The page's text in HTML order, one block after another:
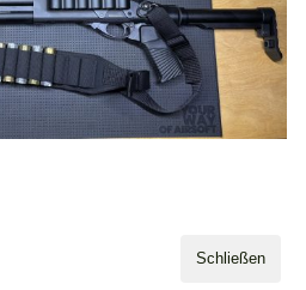
Schließen
ein eigenes Hop-Up System
kompatibel zu allen Original
Pumpgun Patronen Shells
UTG Multi-Shot Shotgun Shells.
vorgenommen habe ist die das
habe.